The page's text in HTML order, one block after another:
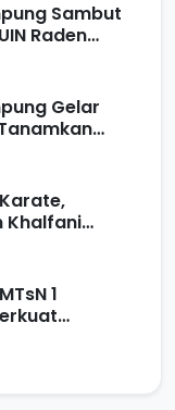
Sambut
Raden
Sinergi
Gelar
Khalfani
Ini di
1
Kegiatan